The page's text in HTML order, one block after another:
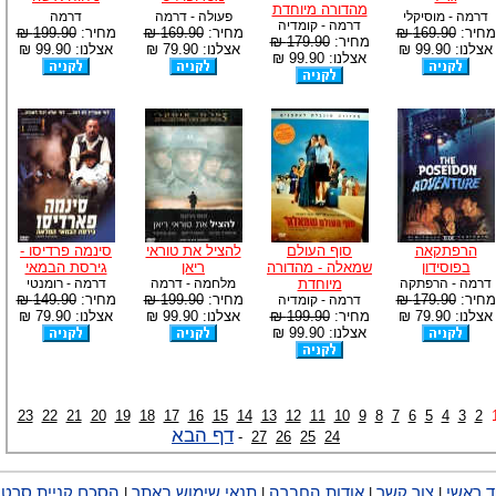
דרמה - מוסיקלי
מחיר:169.90 ₪
אצלנו: 99.90 ₪
מהדורה מיוחדת
דרמה - קומדיה
מחיר:179.90 ₪
אצלנו: 99.90 ₪
פעולה - דרמה
מחיר:169.90 ₪
אצלנו: 79.90 ₪
דרמה
מחיר:199.90 ₪
אצלנו: 99.90 ₪
הרפתקאה
בפוסידון
דרמה - הרפתקה
מחיר:179.90 ₪
אצלנו: 79.90 ₪
סוף העולם
שמאלה - מהדורה
מיוחדת
דרמה - קומדיה
מחיר:199.90 ₪
אצלנו: 99.90 ₪
להציל את טוראי
ריאן
מלחמה - דרמה
מחיר:199.90 ₪
אצלנו: 99.90 ₪
סינמה פרדיסו -
גירסת הבמאי
דרמה - רומנטי
מחיר:149.90 ₪
אצלנו: 79.90 ₪
2
3
4
5
6
7
8
9
10
11
12
13
14
15
16
17
18
19
20
21
22
23
24
25
26
27
- דף הבא